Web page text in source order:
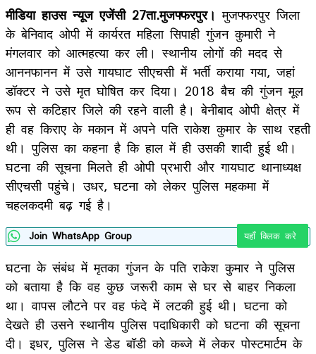
मीडिया हाउस न्यूज एजेंसी 27ता.मुजफ्फरपुर। मुजफ्फरपुर जिला
के बेनिवाद ओपी में कार्यरत महिला सिपाही गुंजन कुमारी ने
मंगलवार को आत्महत्या कर ली। स्थानीय लोगों की मदद से
आननफानन में उसे गायघाट सीएचसी में भर्ती कराया गया, जहां
डॉक्टर ने उसे मृत घोषित कर दिया। 2018 बैच की गुंजन मूल
रूप से कटिहार जिले की रहने वाली है। बेनीबाद ओपी क्षेत्र में
ही वह किराए के मकान में अपने पति राकेश कुमार के साथ रहती
थी। पुलिस का कहना है कि हाल में ही उसकी शादी हुई थी।
घटना की सूचना मिलते ही ओपी प्रभारी और गायघाट थानाध्यक्ष
सीएचसी पहुंचे। उधर, घटना को लेकर पुलिस महकमा में
चहलकदमी बढ़ गई है।
Join WhatsApp Group यहाँ क्लिक करे
घटना के संबंध में मृतका गुंजन के पति राकेश कुमार ने पुलिस
को बताया है कि वह कुछ जरूरी काम से घर से बाहर निकला
था। वापस लौटने पर वह फंदे में लटकी हुई थी। घटना को
देखते ही उसने स्थानीय पुलिस पदाधिकारी को घटना की सूचना
दी। इधर, पुलिस ने डेड बॉडी को कब्जे में लेकर पोस्टमार्टम के